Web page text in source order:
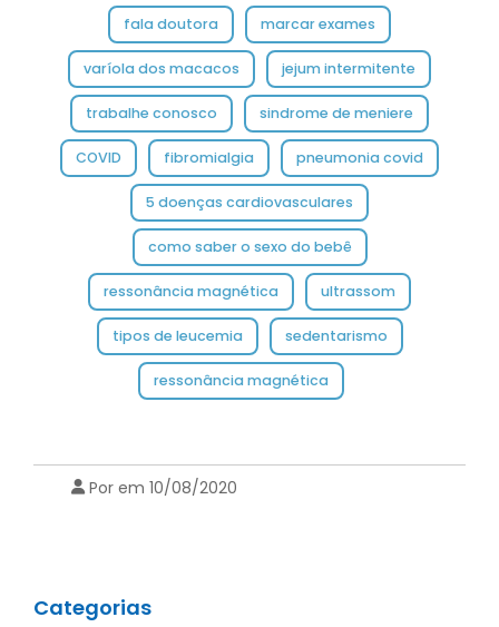
fala doutora marcar exames
varíola dos macacos jejum intermitente
trabalhe conosco sindrome de meniere
COVID fibromialgia pneumonia covid
5 doenças cardiovasculares
como saber o sexo do bebê
ressonância magnética ultrassom
tipos de leucemia sedentarismo
ressonância magnética
Por em 10/08/2020
Categorias